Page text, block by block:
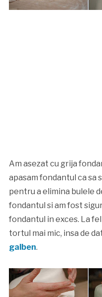
Am asezat cu grija
apasam fondantul ca sa
pentru a elimina bulele
fondantul si am fost
fondantul in exces. La
tortul mai mic, insa de
galben.